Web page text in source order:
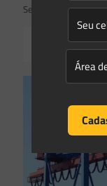
Senado Federal
Read more